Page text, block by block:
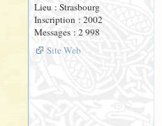
Lieu : Strasbourg
Inscription : 2002
Messages : 2 998
Site Web